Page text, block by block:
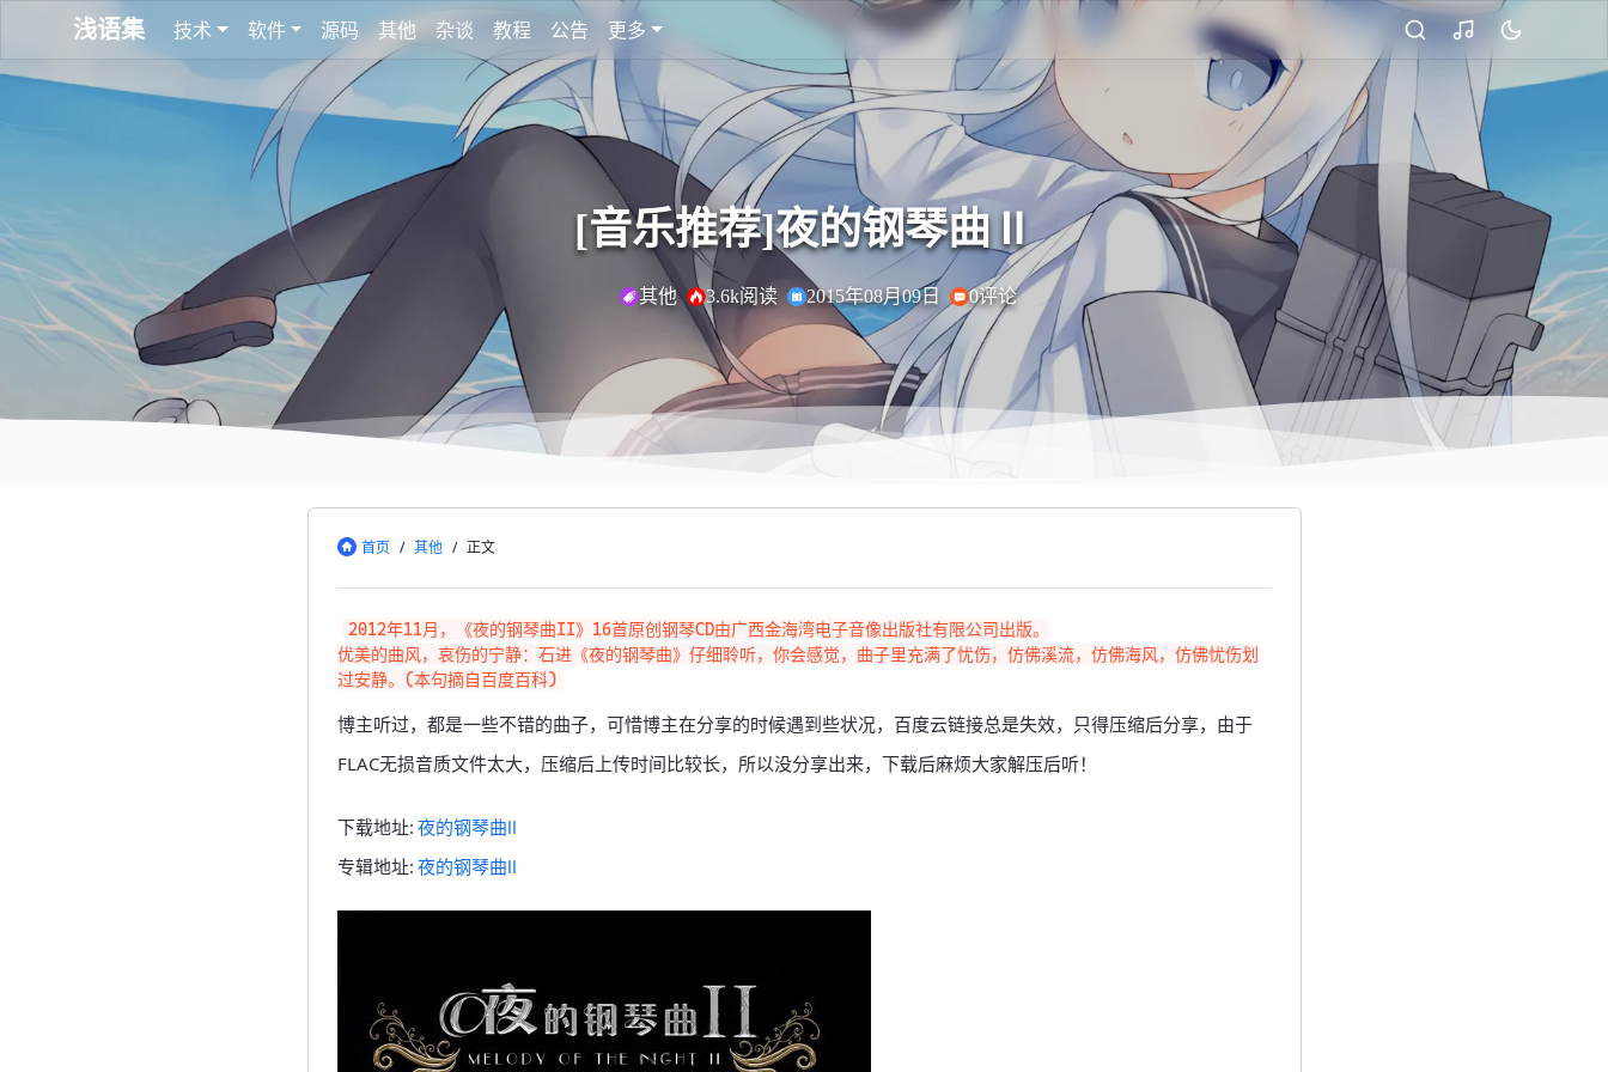
浅语集 技术 软件 源码 其他 杂谈 教程 公告 更多
[音乐推荐]夜的钢琴曲Ⅱ
其他 3.6k阅读 2015年08月09日 0评论
首页 / 其他 / 正文
2012年11月，《夜的钢琴曲II》16首原创钢琴CD由广西金海湾电子音像出版社有限公司出版。
优美的曲风，哀伤的宁静：石进《夜的钢琴曲》仔细聆听，你会感觉，曲子里充满了忧伤，仿佛溪流，仿佛海风，仿佛忧伤划
博主听过，都是一些不错的曲子，可惜博主在分享的时候遇到些状况，百度云链接总是失效，只得压缩后分享，由于
FLAC无损音质文件太大，压缩后上传时间比较长，所以没分享出来，下载后麻烦大家解压后听！
下载地址: 夜的钢琴曲Ⅱ
专辑地址: 夜的钢琴曲Ⅱ